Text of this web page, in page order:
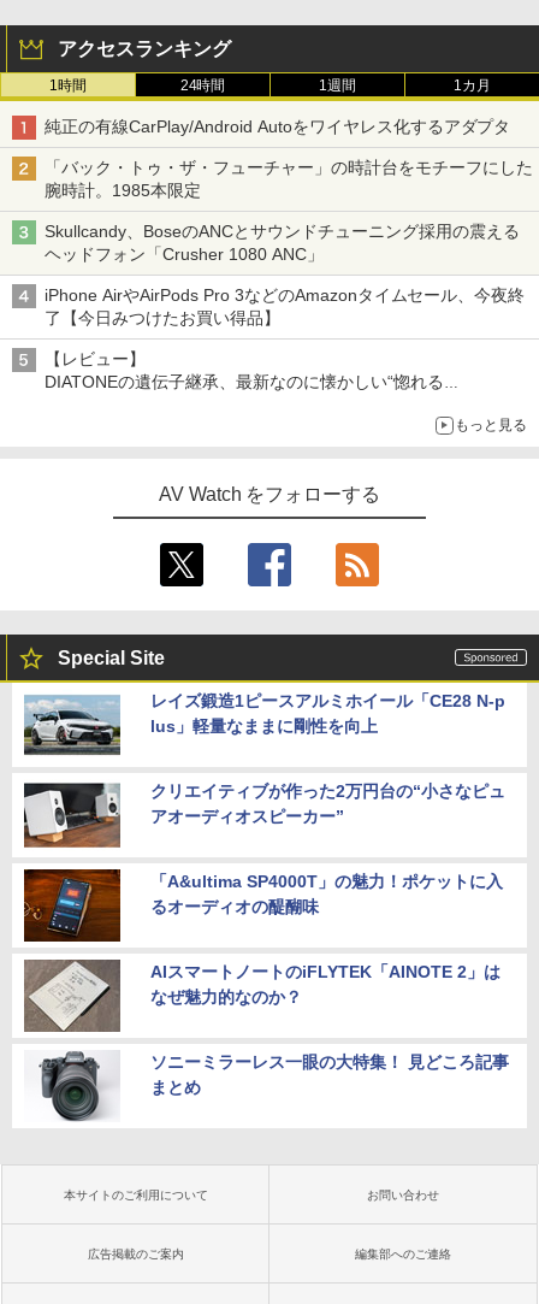
アクセスランキング
1時間 24時間 1週間 1カ月
純正の有線CarPlay/Android Autoをワイヤレス化するアダプタ
「バック・トゥ・ザ・フューチャー」の時計台をモチーフにした
腕時計。1985本限定
Skullcandy、BoseのANCとサウンドチューニング採用の震える
ヘッドフォン「Crusher 1080 ANC」
iPhone AirやAirPods Pro 3などのAmazonタイムセール、今夜終
了【今日みつけたお買い得品】
【レビュー】
DIATONEの遺伝子継承、最新なのに懐かしい“惚れる
もっと見る
AV Watch をフォローする
Special Site
レイズ鍛造1ピースアルミホイール「CE28 N-p
lus」軽量なままに剛性を向上
クリエイティブが作った2万円台の“小さなピュ
アオーディオスピーカー”
「A&ultima SP4000T」の魅力！ポケットに入
るオーディオの醍醐味
AIスマートノートのiFLYTEK「AINOTE 2」は
なぜ魅力的なのか？
ソニーミラーレス一眼の大特集！ 見どころ記事
まとめ
本サイトのご利用について お問い合わせ
広告掲載のご案内 編集部へのご連絡